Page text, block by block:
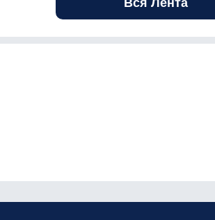
Вся Лента